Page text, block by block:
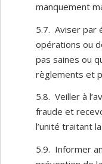
manquement
5.7. Aviser par
opérations ou
pas saines ou
règlements et
5.8. Veiller à
fraude et
l’unité traitant
5.9. Informer